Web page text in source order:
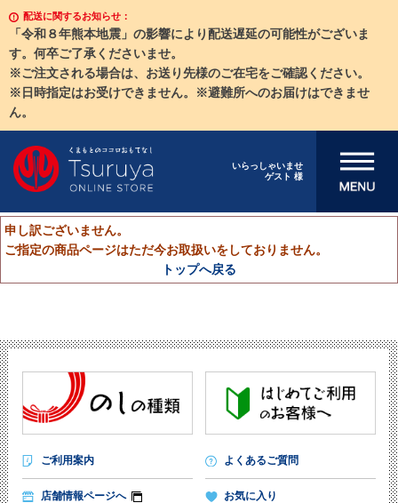
配送に関するお知らせ：
「令和８年熊本地震」の影響により配送遅延の可能性がございま
す。何卒ご了承くださいませ。
※ご注文される場合は、お送り先様のご在宅をご確認ください。
※日時指定はお受けできません。※避難所へのお届けはできませ
ん。
いらっしゃいませ
ゲスト 様
メニューを開
申し訳ございません。
ご指定の商品ページはただ今お取扱いをしておりません。
トップへ戻る
ご利用案内 よくあるご質問
店舗情報ページへ お気に入り